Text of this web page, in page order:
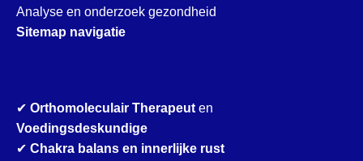
Analyse en onderzoek gezondheid
Sitemap navigatie
✔ Orthomoleculair Therapeut en
Voedingsdeskundige
✔ Chakra balans en innerlijke rust